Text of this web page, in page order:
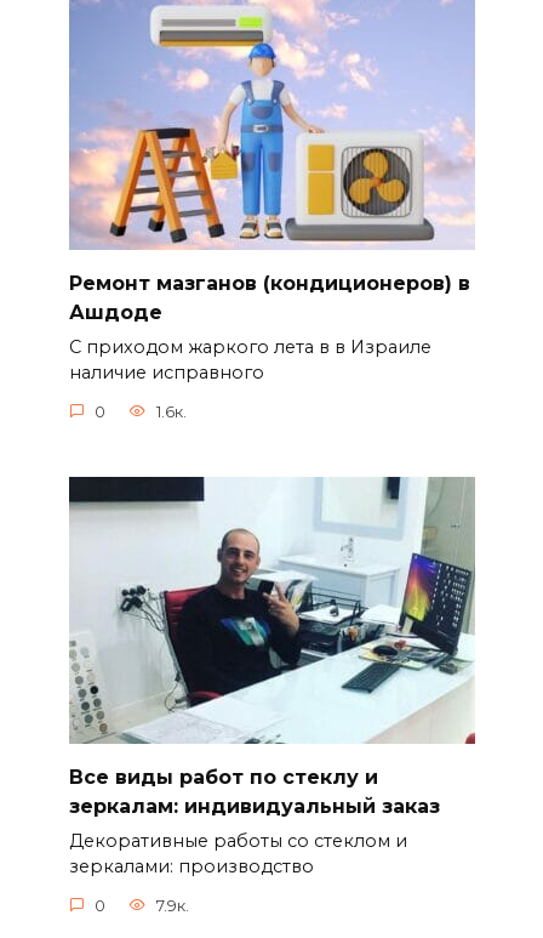
Ремонт мазганов (кондиционеров) в
Ашдоде
С приходом жаркого лета в в Израиле
наличие исправного
0 1.6к.
Все виды работ по стеклу и
зеркалам: индивидуальный заказ
Декоративные работы со стеклом и
зеркалами: производство
0 7.9к.